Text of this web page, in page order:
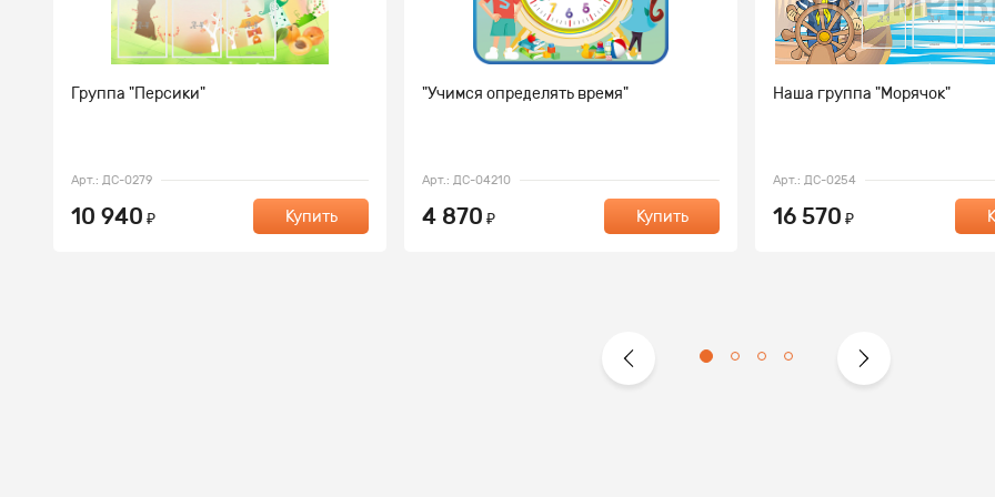
Группа "Персики"
Арт.: ДС-0279
10 940 ₽ Купить
"Учимся определять время"
Арт.: ДС-04210
4 870 ₽ Купить
Наша группа "Морячок"
Арт.: ДС-0254
16 570 ₽